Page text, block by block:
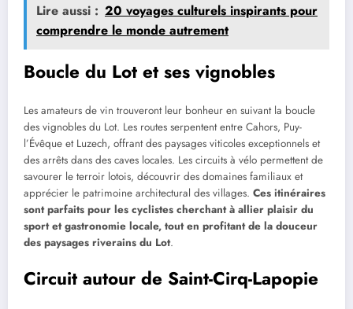
Lire aussi : 20 voyages culturels inspirants pour
comprendre le monde autrement
Boucle du Lot et ses vignobles
Les amateurs de vin trouveront leur bonheur en suivant la boucle
des vignobles du Lot. Les routes serpentent entre Cahors, Puy-
l’Évêque et Luzech, offrant des paysages viticoles exceptionnels et
des arrêts dans des caves locales. Les circuits à vélo permettent de
savourer le terroir lotois, découvrir des domaines familiaux et
apprécier le patrimoine architectural des villages. Ces itinéraires
sont parfaits pour les cyclistes cherchant à allier plaisir du
sport et gastronomie locale, tout en profitant de la douceur
des paysages riverains du Lot.
Circuit autour de Saint-Cirq-Lapopie